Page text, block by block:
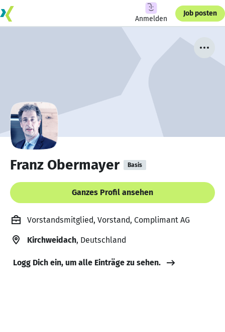
Anmelden
Job posten
Franz Obermayer Basis
Ganzes Profil ansehen
Vorstandsmitglied, Vorstand, Complimant AG
Kirchweidach, Deutschland
Logg Dich ein, um alle Einträge zu sehen.